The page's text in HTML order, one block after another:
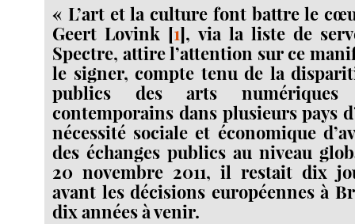
« L’art et la culture font battre le
Geert Lovink [1], via la liste de
Spectre, attire l’attention sur ce
le signer, compte tenu de la
publics des arts
contemporains dans plusieurs pays
nécessité sociale et économique
des échanges publics au niveau
20 novembre 2011, il restait dix
avant les décisions européennes à
dix années à venir.